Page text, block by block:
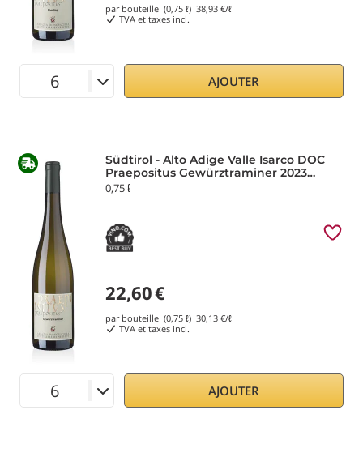
par bouteille (0,75 ℓ) 38,93 €/ℓ
TVA et taxes incl.
AJOUTER
Südtirol - Alto Adige Valle Isarco DOC
Praepositus Gewürztraminer 2023
Abbazia di Novacella
0,75 ℓ
22,60€
par bouteille (0,75 ℓ) 30,13 €/ℓ
TVA et taxes incl.
AJOUTER